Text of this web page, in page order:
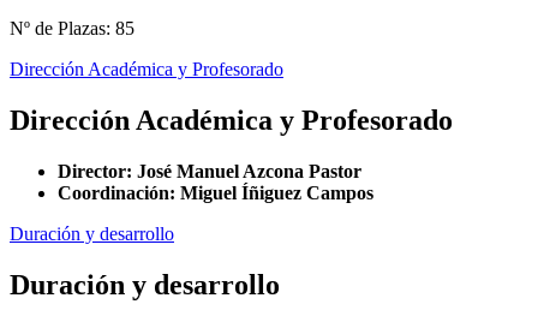
Nº de Plazas: 85
Dirección Académica y Profesorado
Dirección Académica y Profesorado
Director: José Manuel Azcona Pastor
Coordinación: Miguel Íñiguez Campos
Duración y desarrollo
Duración y desarrollo